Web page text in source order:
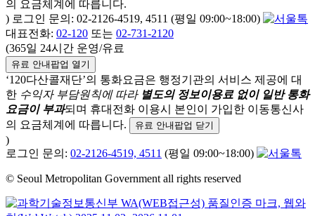
의 요금체계에 따릅니다.
) 로그인 문의: 02-2126-4519, 4511 (평일 09:00~18:00)
대표전화: 02-120 또는 02-731-2120
(365일 24시간 운영/유료
유료 안내팝업 열기
‘120다산콜재단’의 통화요금은 행정기관의 서비스 제공에 대
한 수익자 부담원칙에 따라 별도의 정보이용료 없이 일반 통화
요금이 부과되며 휴대전화 이용시 본인이 가입한 이동통신사
의 요금체계에 따릅니다.
유료 안내팝업 닫기
)
로그인 문의: 02-2126-4519, 4511 (평일 09:00~18:00)
© Seoul Metropolitan Government all rights reserved